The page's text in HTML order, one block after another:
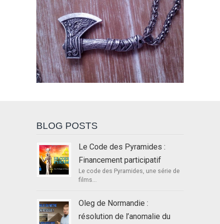
BLOG POSTS
Le Code des Pyramides :
Financement participatif
Le code des Pyramides, une série de
films...
Oleg de Normandie :
résolution de l’anomalie du